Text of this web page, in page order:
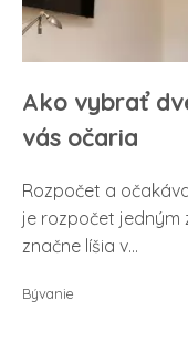
Ako vybrať
vás očaria
Rozpočet a
je rozpočet jedným
značne líšia v...
Bývanie